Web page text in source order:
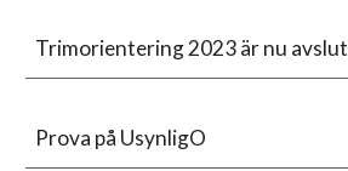
Trimorientering 2023 är nu
Prova på UsynligO